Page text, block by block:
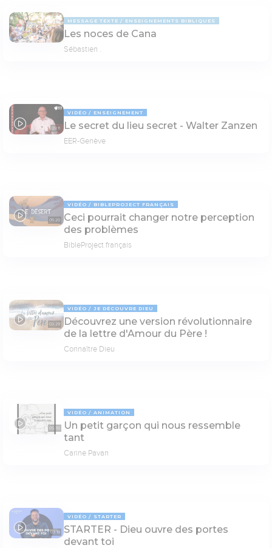
MESSAGE TEXTE ENSEIGNEMENTS BIBLIQUES
Les noces de Cana
Sébastien .
09:11
VIDÉO ENSEIGNEMENT
Le secret du lieu secret - Walter Zanzen
EER-Genève
05:20
VIDÉO BIBLEPROJECT FRANÇAIS
Ceci pourrait changer notre perception
des problèmes
BibleProject français
03:29
VIDÉO JE DÉCOUVRE DIEU
Découvrez une version révolutionnaire
de la lettre d'Amour du Père !
Connaître Dieu
05:36
VIDÉO ANIMATION
Un petit garçon qui nous ressemble
tant
Carine Pavan
03:18
VIDÉO STARTER
STARTER - Dieu ouvre des portes
devant toi